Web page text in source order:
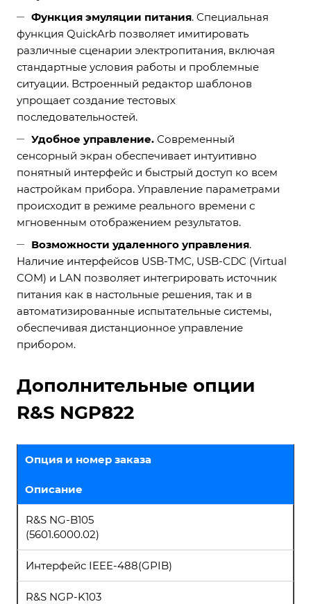
Функция эмуляции питания. Специальная
функция QuickArb позволяет имитировать
различные сценарии электропитания, включая
стандартные условия работы и проблемные
ситуации. Встроенный редактор шаблонов
упрощает создание тестовых
последовательностей.
Удобное управление. Современный
сенсорный экран обеспечивает интуитивно
понятный интерфейс и быстрый доступ ко всем
настройкам прибора. Управление параметрами
происходит в режиме реального времени с
мгновенным отображением результатов.
Возможности удаленного управления.
Наличие интерфейсов USB-TMC, USB-CDC (Virtual
COM) и LAN позволяет интегрировать источник
питания как в настольные решения, так и в
автоматизированные испытательные системы,
обеспечивая дистанционное управление
прибором.
Дополнительные опции
R&S NGP822
Опция и номер заказа
Описание
R&S NG-B105
(5601.6000.02)
Интерфейс IEEE-488(GPIB)
R&S NGP-K103